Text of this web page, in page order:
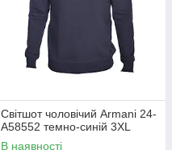
Світшот чоловічий Armani 24-
A58552 темно-синій 3XL
В наявності